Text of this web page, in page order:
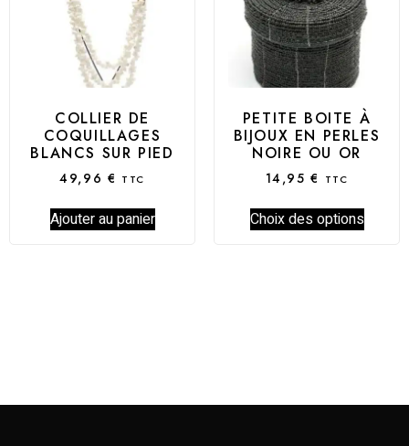
COLLIER DE
COQUILLAGES
BLANCS SUR PIED
49,96 € TTC
Ajouter au panier
PETITE BOITE À
BIJOUX EN PERLES
NOIRE OU OR
14,95€ TTC
Choix des options